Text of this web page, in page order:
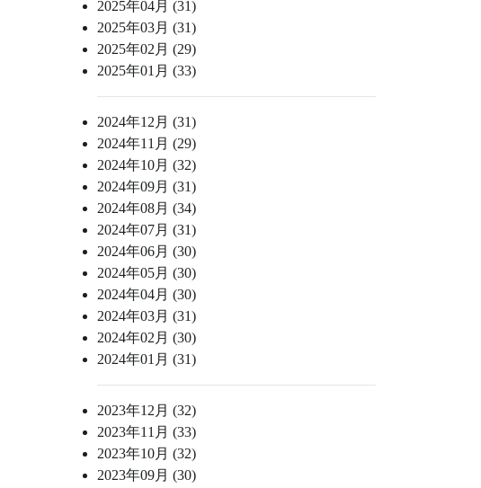
2025年04月 (31)
2025年03月 (31)
2025年02月 (29)
2025年01月 (33)
2024年12月 (31)
2024年11月 (29)
2024年10月 (32)
2024年09月 (31)
2024年08月 (34)
2024年07月 (31)
2024年06月 (30)
2024年05月 (30)
2024年04月 (30)
2024年03月 (31)
2024年02月 (30)
2024年01月 (31)
2023年12月 (32)
2023年11月 (33)
2023年10月 (32)
2023年09月 (30)